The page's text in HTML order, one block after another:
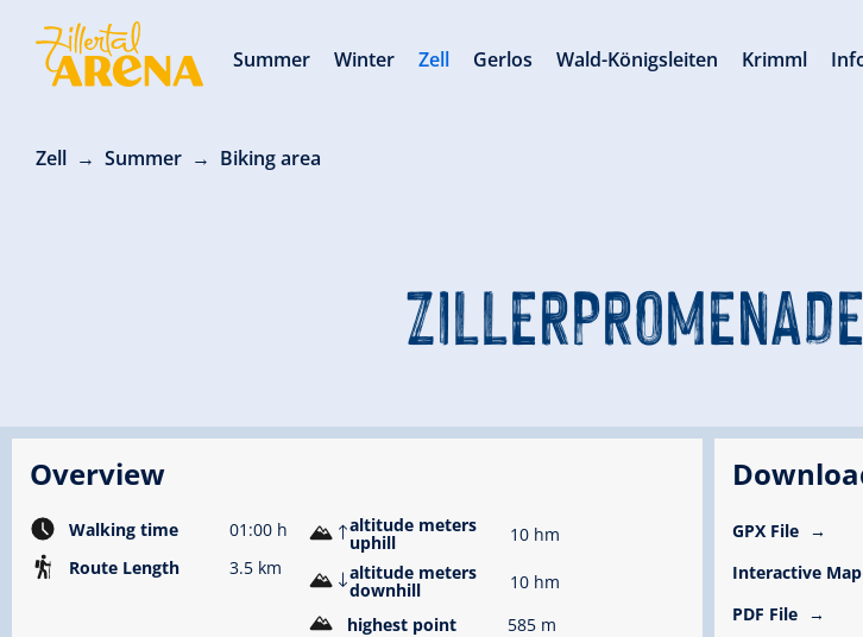
Zell Summer Biking area
Overview
Walking time
01:00 h
Route Length
3.5 km
altitude meters
uphill
10 hm
altitude meters
downhill
10 hm
highest point
585 m
GPX File
Interactive Map
PDF File
Summer Winter Zell Gerlos Wald-Königsleiten Krimml